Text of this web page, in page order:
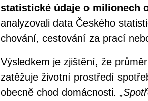
statistické údaje o milionech
analyzovali data Českého
chování, cestování za prací
Výsledkem je zjištění, že
zatěžuje životní prostředí
obecně chod domácnosti.